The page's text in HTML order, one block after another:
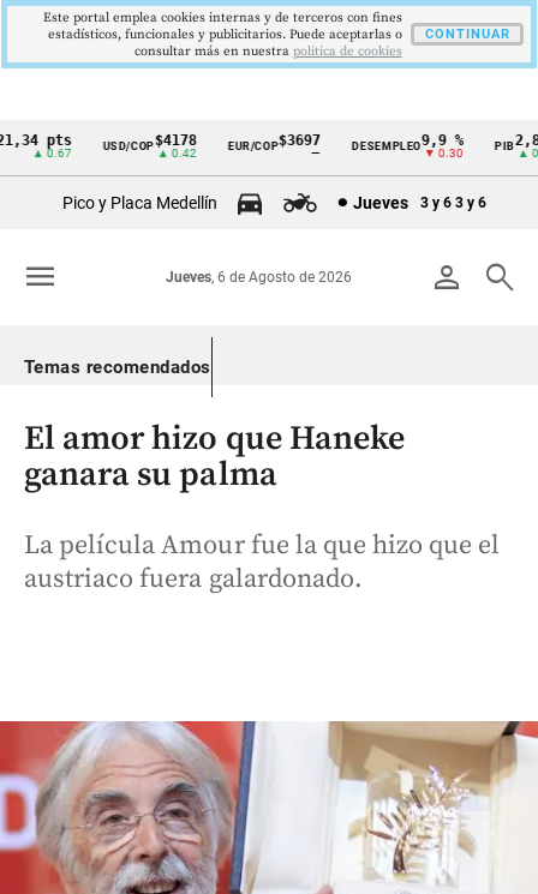
Cintillo
Colombia
pts
▲ 0.67
USD/COP$4178
▲ 0.42
EUR/COP$3697 DESEMPLEO 9,9 %
▼ 0.30
PIB2,8
▲
Pico y Placa Medellín Jueves 3 y 6 3 y 6
person search
Jueves, 6 de Agosto de 2026
menu
Temas recomendados
El amor hizo que Haneke
ganara su palma
La película Amour fue la que hizo que el
austriaco fuera galardonado.
Este portal emplea cookies internas y de terceros con fines
estadísticos, funcionales y publicitarios. Puede aceptarlas o
consultar más en nuestra politica de cookies
CONTINUAR